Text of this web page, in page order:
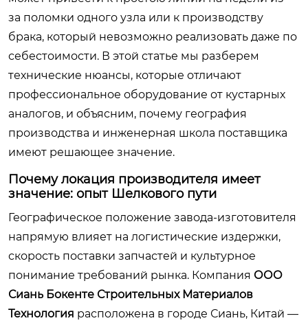
за поломки одного узла или к производству
брака, который невозможно реализовать даже по
себестоимости. В этой статье мы разберем
технические нюансы, которые отличают
профессиональное оборудование от кустарных
аналогов, и объясним, почему география
производства и инженерная школа поставщика
имеют решающее значение.
Почему локация производителя имеет
значение: опыт Шелкового пути
Географическое положение завода-изготовителя
напрямую влияет на логистические издержки,
скорость поставки запчастей и культурное
понимание требований рынка. Компания ООО
Сиань Бокенте Строительных Материалов
Технология расположена в городе Сиань, Китай —